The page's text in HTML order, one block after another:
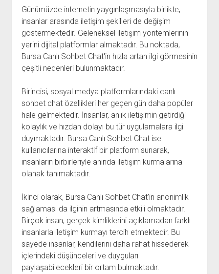
Günümüzde internetin yaygınlaşmasıyla birlikte,
insanlar arasında iletişim şekilleri de değişim
göstermektedir. Geleneksel iletişim yöntemlerinin
yerini dijital platformlar almaktadır. Bu noktada,
Bursa Canlı Sohbet Chat'in hızla artan ilgi görmesinin
çeşitli nedenleri bulunmaktadır.
Birincisi, sosyal medya platformlarındaki canlı
sohbet chat özellikleri her geçen gün daha popüler
hale gelmektedir. İnsanlar, anlık iletişimin getirdiği
kolaylık ve hızdan dolayı bu tür uygulamalara ilgi
duymaktadır. Bursa Canlı Sohbet Chat ise
kullanıcılarına interaktif bir platform sunarak,
insanların birbirleriyle anında iletişim kurmalarına
olanak tanımaktadır.
İkinci olarak, Bursa Canlı Sohbet Chat'in anonimlik
sağlaması da ilginin artmasında etkili olmaktadır.
Birçok insan, gerçek kimliklerini açıklamadan farklı
insanlarla iletişim kurmayı tercih etmektedir. Bu
sayede insanlar, kendilerini daha rahat hissederek
içlerindeki düşünceleri ve duyguları
paylaşabilecekleri bir ortam bulmaktadır.